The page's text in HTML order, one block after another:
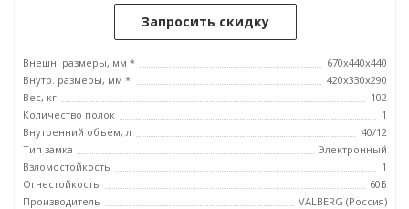
Запросить скидку
Внешн. размеры, мм *
670x440x440
Внутр. размеры, мм *
420х330х290
Вес, кг
102
Количество полок
1
Внутренний объем, л
40/12
Тип замка
Электронный
Взломостойкость
1
Огнестойкость
60Б
Производитель
VALBERG (Россия)